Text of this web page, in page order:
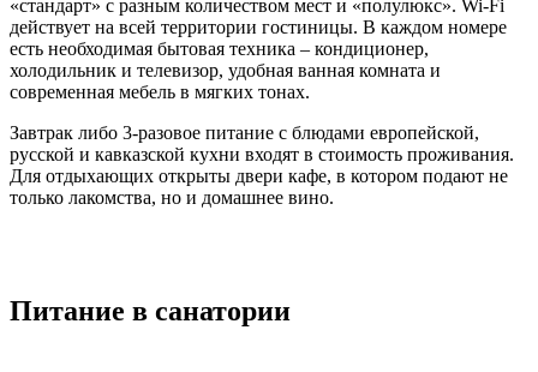
«стандарт» с разным количеством мест и «полулюкс». Wi-Fi
действует на всей территории гостиницы. В каждом номере
есть необходимая бытовая техника – кондиционер,
холодильник и телевизор, удобная ванная комната и
современная мебель в мягких тонах.
Завтрак либо 3-разовое питание с блюдами европейской,
русской и кавказской кухни входят в стоимость проживания.
Для отдыхающих открыты двери кафе, в котором подают не
только лакомства, но и домашнее вино.
Питание в санатории